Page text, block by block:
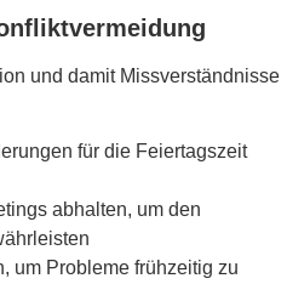
und damit Missverständnisse
für die Feiertagszeit
abhalten, um den
um Probleme frühzeitig zu